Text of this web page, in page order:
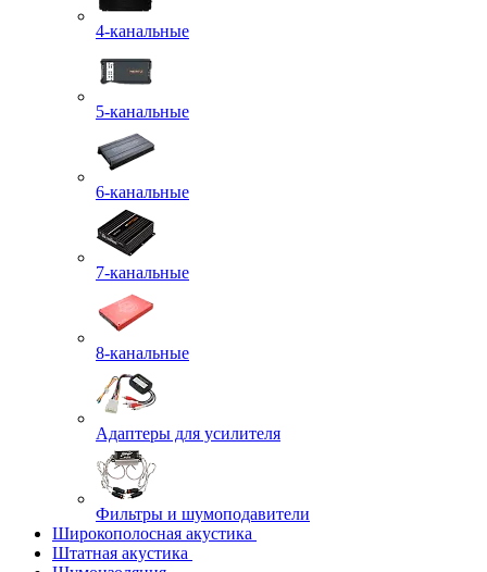
4-канальные
5-канальные
6-канальные
7-канальные
8-канальные
Адаптеры для усилителя
Фильтры и шумоподавители
Широкополосная акустика
Штатная акустика